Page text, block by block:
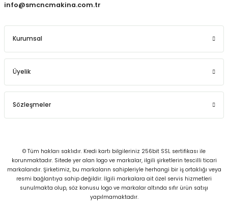
info@smcncmakina.com.tr
Kurumsal
Üyelik
Sözleşmeler
© Tüm hakları saklıdır. Kredi kartı bilgileriniz 256bit SSL sertifikası ile
korunmaktadır. Sitede yer alan logo ve markalar, ilgili şirketlerin tescilli ticari
markalarıdır. Şirketimiz, bu markaların sahipleriyle herhangi bir iş ortaklığı veya
resmi bağlantıya sahip değildir. İlgili markalara ait özel servis hizmetleri
sunulmakta olup, söz konusu logo ve markalar altında sıfır ürün satışı
yapılmamaktadır.